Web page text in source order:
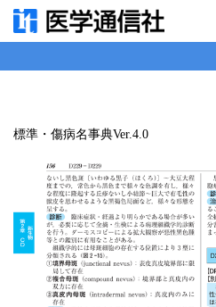
標準・傷病名事典Ver.4.0